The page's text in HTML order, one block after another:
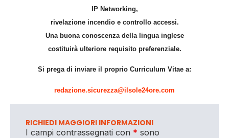
IP Networking,
rivelazione incendio e controllo accessi.
Una buona conoscenza della lingua inglese
costituirà ulteriore requisito preferenziale.
Si prega di inviare il proprio Curriculum Vitae a:
redazione.sicurezza@ilsole24ore.com
RICHIEDI MAGGIORI INFORMAZIONI
I campi contrassegnati con * sono